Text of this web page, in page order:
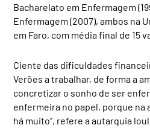
Bacharelato em Enfermagem
Enfermagem (2007), ambos na
em Faro, com média final de 15
Ciente das dificuldades
Verões a trabalhar, de forma a
concretizar o sonho de ser
enfermeira no papel, porque na
há muito”, refere a autarquia